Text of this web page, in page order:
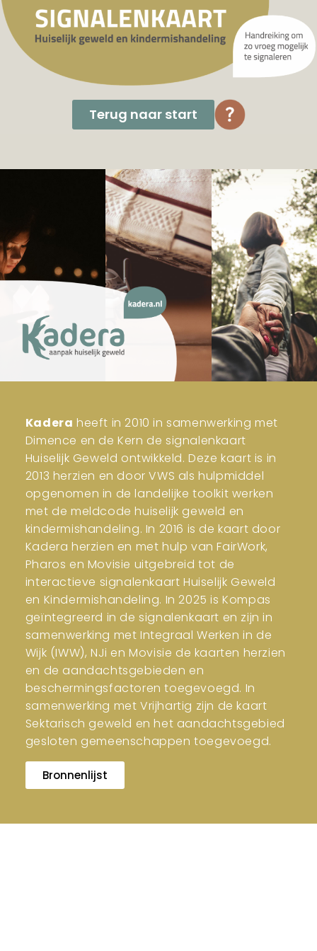
Terug naar start
Kadera heeft in 2010 in samenwerking met
Dimence en de Kern de signalenkaart
Huiselijk Geweld ontwikkeld. Deze kaart is in
2013 herzien en door VWS als hulpmiddel
opgenomen in de landelijke toolkit werken
met de meldcode huiselijk geweld en
kindermishandeling. In 2016 is de kaart door
Kadera herzien en met hulp van FairWork,
Pharos en Movisie uitgebreid tot de
interactieve signalenkaart Huiselijk Geweld
en Kindermishandeling. In 2025 is Kompas
geïntegreerd in de signalenkaart en zijn in
samenwerking met Integraal Werken in de
Wijk (IWW), NJi en Movisie de kaarten herzien
en de aandachtsgebieden en
beschermingsfactoren toegevoegd. In
samenwerking met Vrijhartig zijn de kaart
Sektarisch geweld en het aandachtsgebied
gesloten gemeenschappen toegevoegd.
Bronnenlijst